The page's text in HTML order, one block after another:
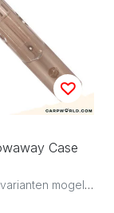
Case
Meerdere varianten mogelijk